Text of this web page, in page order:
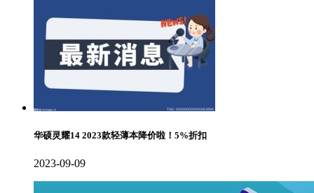
华硕灵耀14 2023款轻薄本降价啦！5%折扣
2023-09-09